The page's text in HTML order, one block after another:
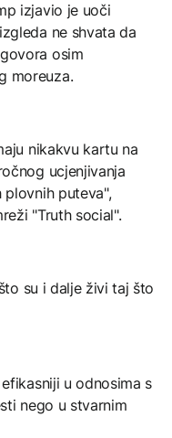
izjavio je uoči
ne shvata da
osim
moreuza.
nikakvu kartu na
ucjenjivanja
plovnih puteva",
"Truth social".
su i dalje živi taj što
u odnosima s
nego u stvarnim